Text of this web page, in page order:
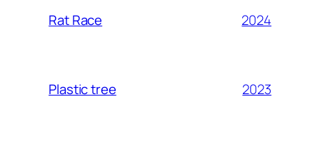
Rat Race 2024
Plastic tree 2023